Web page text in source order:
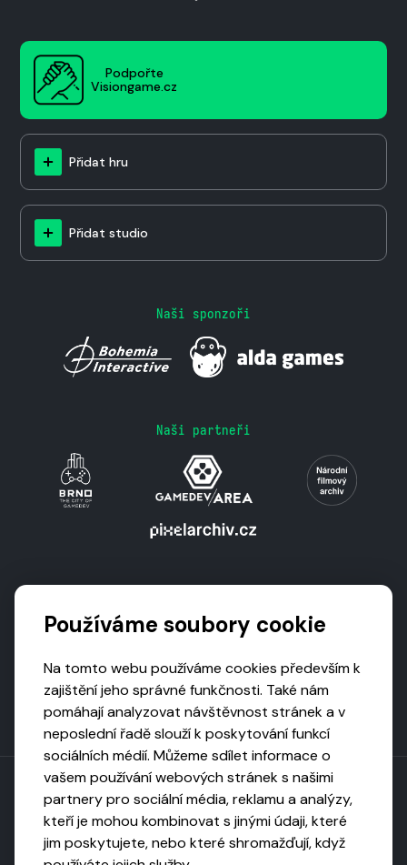
Podpořte
Visiongame.cz
Přidat hru
Přidat studio
Naši sponzoři
Naši partneři
Toto dílo podléhá licenci CC BY-NC-ND
Uveďte původ, neužívejte komerčně, nezpracovávejte.
Používáme soubory cookie
Na tomto webu používáme cookies především k
zajištění jeho správné funkčnosti. Také nám
pomáhají analyzovat návštěvnost stránek a v
neposlední řadě slouží k poskytování funkcí
sociálních médií. Můžeme sdílet informace o
vašem používání webových stránek s našimi
partnery pro sociální média, reklamu a analýzy,
kteří je mohou kombinovat s jinými údaji, které
jim poskytujete, nebo které shromažďují, když